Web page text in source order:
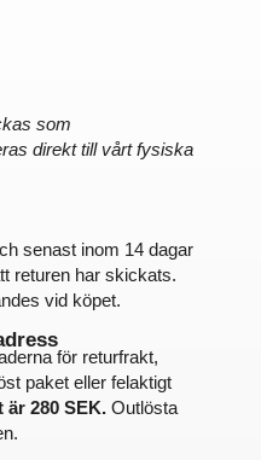
som
direkt till vårt fysiska
senast inom 14 dagar
returen har skickats.
vid köpet.
för returfrakt,
paket eller felaktigt
280 SEK. Outlösta